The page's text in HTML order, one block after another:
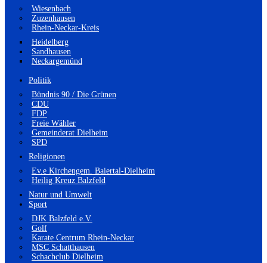
Wiesenbach
Zuzenhausen
Rhein-Neckar-Kreis
Heidelberg
Sandhausen
Neckargemünd
Politik
Bündnis 90 / Die Grünen
CDU
FDP
Freie Wähler
Gemeinderat Dielheim
SPD
Religionen
Ev.e Kirchengem. Baiertal-Dielheim
Heilig Kreuz Balzfeld
Natur und Umwelt
Sport
DJK Balzfeld e.V.
Golf
Karate Centrum Rhein-Neckar
MSC Schatthausen
Schachclub Dielheim